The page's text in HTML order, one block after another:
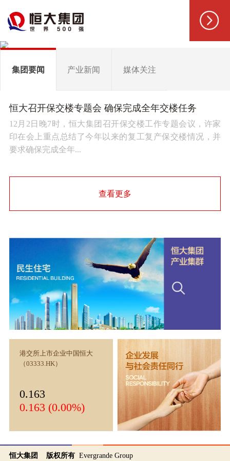
集团要闻 产业新闻 媒体关注
恒大召开保交楼专题会 确保完成全年交楼任务
12月2日晚7时，恒大集团召开保交楼工作专题会议，许家
印在会上重点总结了今年以来的复工复产保交楼情况，并
要求确保完成全年...
查看更多
港交所上市企业中国恒大
（03333.HK）
0.163
0.163 (0.00%)
恒大集团 版权所有Evergrande Group